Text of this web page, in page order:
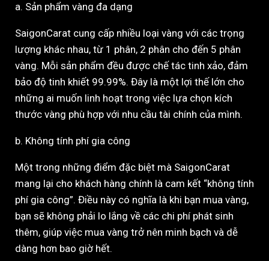
a. Sản phẩm vàng đa dạng
SaigonCarat cung cấp nhiều loại vàng với các trọng
lượng khác nhau, từ 1 phân, 2 phân cho đến 5 phân
vàng. Mỗi sản phẩm đều được chế tác tinh xảo, đảm
bảo độ tinh khiết 99.99%. Đây là một lợi thế lớn cho
những ai muốn linh hoạt trong việc lựa chọn kích
thước vàng phù hợp với nhu cầu tài chính của mình.
b. Không tính phí gia công
Một trong những điểm đặc biệt mà SaigonCarat
mang lại cho khách hàng chính là cam kết “không tính
phí gia công”. Điều này có nghĩa là khi bạn mua vàng,
bạn sẽ không phải lo lắng về các chi phí phát sinh
thêm, giúp việc mua vàng trở nên minh bạch và dễ
dàng hơn bao giờ hết.